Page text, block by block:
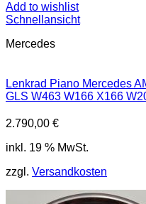
Add to wishlist
Schnellansicht
Mercedes
Lenkrad Piano Mercedes
GLS W463 W166 X166
2.790,00 €
inkl. 19 % MwSt.
zzgl. Versandkosten